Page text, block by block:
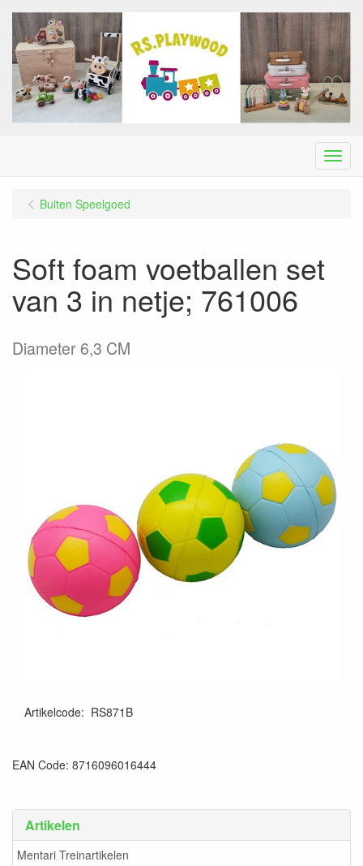
Menu
Artikelen
Mentari Treinartikelen
Buiten Speelgoed
Soft foam voetballen set
van 3 in netje; 761006
Diameter 6,3 CM
Artikelcode: RS871B
EAN Code: 8716096016444